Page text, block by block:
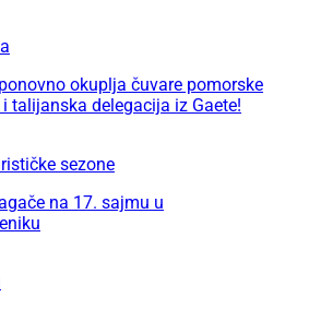
okuplja čuvare pomorske
talijanska delegacija iz Gaete!
sezone
na 17. sajmu u